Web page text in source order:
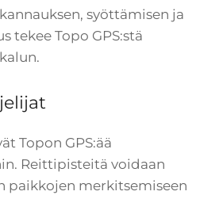
syöttämisen ja
tekee Topo GPS:stä
Topon GPS:ää
Reittipisteitä voidaan
paikkojen merkitsemiseen